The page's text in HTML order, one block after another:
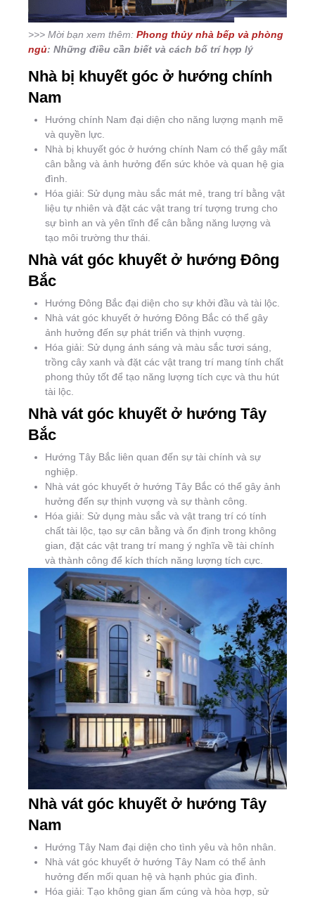
>>> Mời bạn xem thêm: Phong thủy nhà bếp và phòng
ngủ: Những điều cần biết và cách bố trí hợp lý
Nhà bị khuyết góc ở hướng chính
Nam
Hướng chính Nam đại diện cho năng lượng mạnh mẽ
và quyền lực.
Nhà bị khuyết góc ở hướng chính Nam có thể gây mất
cân bằng và ảnh hưởng đến sức khỏe và quan hệ gia
đình.
Hóa giải: Sử dụng màu sắc mát mẻ, trang trí bằng vật
liệu tự nhiên và đặt các vật trang trí tượng trưng cho
sự bình an và yên tĩnh để cân bằng năng lượng và
tạo môi trường thư thái.
Nhà vát góc khuyết ở hướng Đông
Bắc
Hướng Đông Bắc đại diện cho sự khởi đầu và tài lộc.
Nhà vát góc khuyết ở hướng Đông Bắc có thể gây
ảnh hưởng đến sự phát triển và thịnh vượng.
Hóa giải: Sử dụng ánh sáng và màu sắc tươi sáng,
trồng cây xanh và đặt các vật trang trí mang tính chất
phong thủy tốt để tạo năng lượng tích cực và thu hút
tài lộc.
Nhà vát góc khuyết ở hướng Tây
Bắc
Hướng Tây Bắc liên quan đến sự tài chính và sự
nghiệp.
Nhà vát góc khuyết ở hướng Tây Bắc có thể gây ảnh
hưởng đến sự thịnh vượng và sự thành công.
Hóa giải: Sử dụng màu sắc và vật trang trí có tính
chất tài lộc, tạo sự cân bằng và ổn định trong không
gian, đặt các vật trang trí mang ý nghĩa về tài chính
và thành công để kích thích năng lượng tích cực.
Nhà vát góc khuyết ở hướng Tây
Nam
Hướng Tây Nam đại diện cho tình yêu và hôn nhân.
Nhà vát góc khuyết ở hướng Tây Nam có thể ảnh
hưởng đến mối quan hệ và hạnh phúc gia đình.
Hóa giải: Tạo không gian ấm cúng và hòa hợp, sử